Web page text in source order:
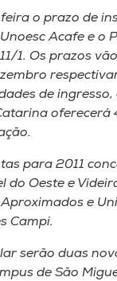
o prazo de
Acafe e o
1. Os prazos
de
oferecerá
para 2011
do Oeste e
Aproximados e
Campi.
serão duas
de São